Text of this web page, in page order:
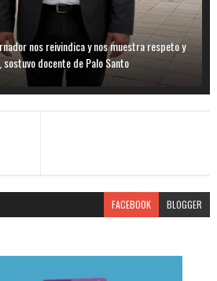
nos reivindica y nos muestra respeto y
docente de Palo Santo
FACEBOOK BLOGGER